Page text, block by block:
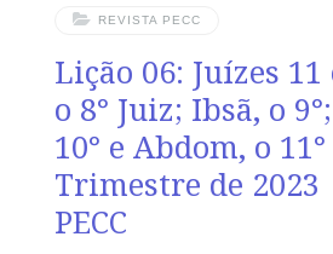
REVISTA PECC
Lição 06: Juízes 11
o 8° Juiz; Ibsã, o
10° e Abdom, o
Trimestre de 2023
PECC